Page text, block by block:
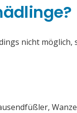
nicht möglich,